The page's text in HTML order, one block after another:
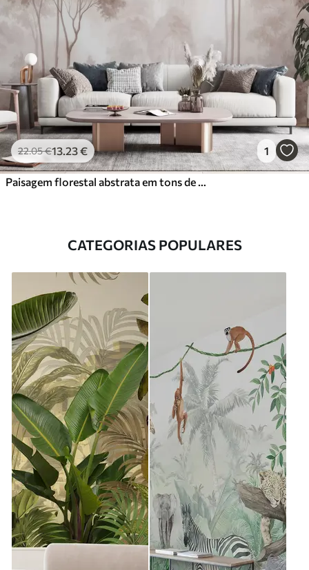
22.05€13.23€ 1
Paisagem florestal abstrata em tons de bege esfumado, com uma sensação de profundidade
CATEGORIAS POPULARES